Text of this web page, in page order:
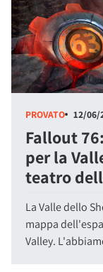
PROVATO 12/06/
Fallout
per la
teatro
La Valle dello
mappa
Valley.